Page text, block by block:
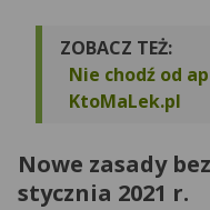
ZOBACZ TEŻ:
Nie chodź od
KtoMaLek.pl
Nowe zasady
stycznia 2021 r.